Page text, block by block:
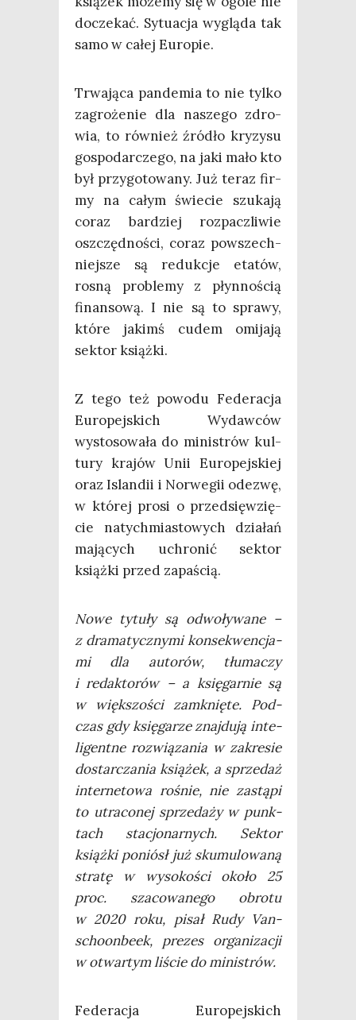
docze­kać. Sytu­acja wyglą­da tak
samo w całej Europie.
Trwa­ją­ca pan­de­mia to nie tyl­ko
zagro­że­nie dla nasze­go zdro­
wia, to rów­nież źró­dło kry­zy­su
gospo­dar­cze­go, na jaki mało kto
był przy­go­to­wa­ny. Już teraz fir­
my na całym świe­cie szu­ka­ją
coraz bar­dziej roz­pacz­li­wie
oszczęd­no­ści, coraz powszech­
niej­sze są reduk­cje eta­tów,
rosną pro­ble­my z płyn­no­ścią
finan­so­wą. I nie są to spra­wy,
któ­re jakimś cudem omi­ja­ją
sek­tor książki.
Z tego też powo­du Fede­ra­cja
Euro­pej­skich Wydaw­ców
wysto­so­wa­ła do mini­strów kul­
tu­ry kra­jów Unii Euro­pej­skiej
oraz Islan­dii i Nor­we­gii ode­zwę,
w któ­rej pro­si o przed­się­wzię­
cie natych­mia­sto­wych dzia­łań
mają­cych uchro­nić sek­tor
książ­ki przed zapaścią.
Nowe tytu­ły są odwo­ły­wa­ne –
z dra­ma­tycz­ny­mi kon­se­kwen­cja­
mi dla auto­rów, tłu­ma­czy
i redak­to­rów – a księ­gar­nie są
w więk­szo­ści zamknię­te. Pod­
czas gdy księ­ga­rze znaj­du­ją inte­
li­gent­ne roz­wią­za­nia w zakre­sie
dostar­cza­nia ksią­żek, a sprze­daż
inter­ne­to­wa rośnie, nie zastą­pi
to utra­co­nej sprze­da­ży w punk­
tach sta­cjo­nar­nych. Sek­tor
książ­ki poniósł już sku­mu­lo­wa­ną
stra­tę w wyso­ko­ści oko­ło 25
proc. sza­co­wa­ne­go obro­tu
w 2020 roku, pisał Rudy Van­
scho­on­be­ek, pre­zes orga­ni­za­cji
w otwar­tym liście do ministrów.
Fede­ra­cja Euro­pej­skich